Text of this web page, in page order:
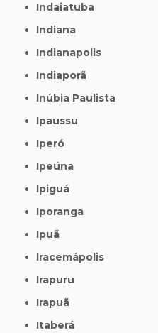
Indaiatuba
Indiana
Indianapolis
Indiaporã
Inúbia Paulista
Ipaussu
Iperó
Ipeúna
Ipiguá
Iporanga
Ipuã
Iracemápolis
Irapuru
Irapuã
Itaberá